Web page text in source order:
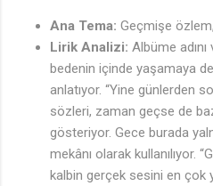
Ana Tema: Geçmişe
Lirik Analizi: Albüme
bedenin içinde yaşamaya
anlatıyor. “Yine günlerden
sözleri, zaman geçse de
gösteriyor. Gece burada
mekânı olarak kullanılıyor.
kalbin gerçek sesini en çok